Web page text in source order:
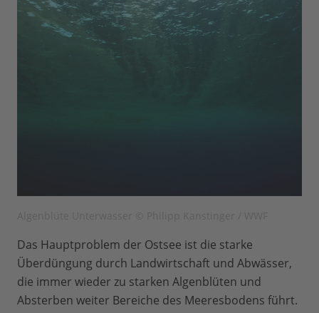
Das Hauptproblem der Ostsee ist die starke
Überdüngung durch Landwirtschaft und Abwässer,
die immer wieder zu starken Algenblüten und
Absterben weiter Bereiche des Meeresbodens führt.